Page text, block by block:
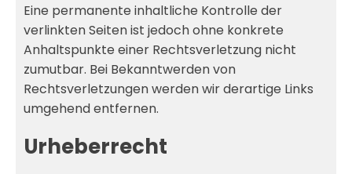
Eine permanente inhaltliche Kontrolle der
verlinkten Seiten ist jedoch ohne konkrete
Anhaltspunkte einer Rechtsverletzung nicht
zumutbar. Bei Bekanntwerden von
Rechtsverletzungen werden wir derartige Links
umgehend entfernen.
Urheberrecht